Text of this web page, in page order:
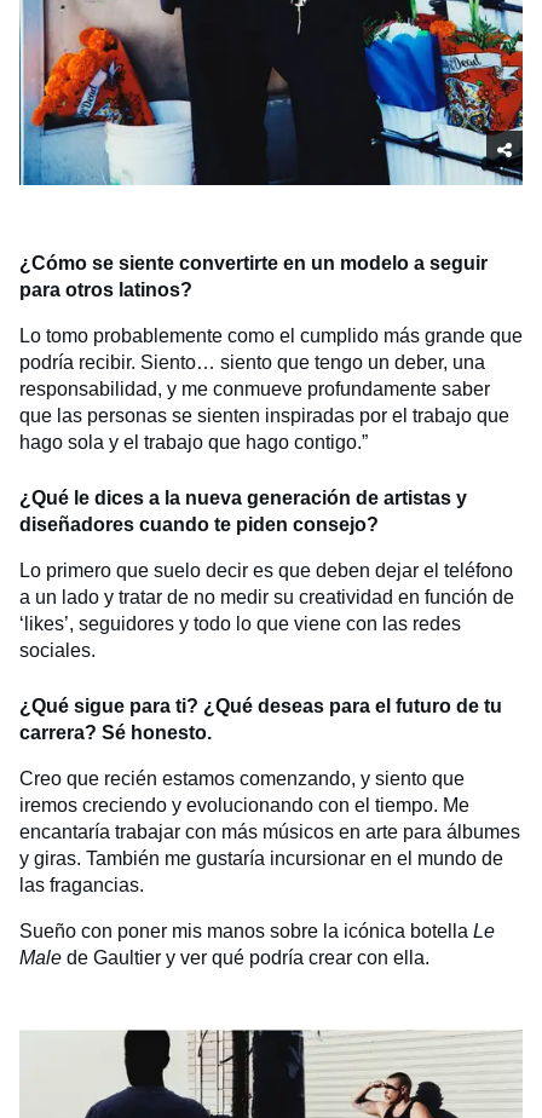
¿Cómo se siente convertirte en un modelo a seguir
para otros latinos?
Lo tomo probablemente como el cumplido más grande que
podría recibir. Siento… siento que tengo un deber, una
responsabilidad, y me conmueve profundamente saber
que las personas se sienten inspiradas por el trabajo que
hago sola y el trabajo que hago contigo.”
¿Qué le dices a la nueva generación de artistas y
diseñadores cuando te piden consejo?
Lo primero que suelo decir es que deben dejar el teléfono
a un lado y tratar de no medir su creatividad en función de
‘likes’, seguidores y todo lo que viene con las redes
sociales.
¿Qué sigue para ti? ¿Qué deseas para el futuro de tu
carrera? Sé honesto.
Creo que recién estamos comenzando, y siento que
iremos creciendo y evolucionando con el tiempo. Me
encantaría trabajar con más músicos en arte para álbumes
y giras. También me gustaría incursionar en el mundo de
las fragancias.
Sueño con poner mis manos sobre la icónica botella Le
Male de Gaultier y ver qué podría crear con ella.